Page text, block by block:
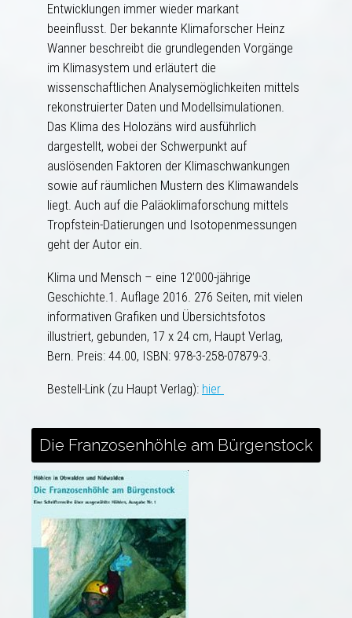
Entwicklungen immer wieder markant
beeinflusst. Der bekannte Klimaforscher Heinz
Wanner beschreibt die grundlegenden Vorgänge
im Klimasystem und erläutert die
wissenschaftlichen Analysemöglichkeiten mittels
rekonstruierter Daten und Modellsimulationen.
Das Klima des Holozäns wird ausführlich
dargestellt, wobei der Schwerpunkt auf
auslösenden Faktoren der Klimaschwankungen
sowie auf räumlichen Mustern des Klimawandels
liegt. Auch auf die Paläoklimaforschung mittels
Tropfstein-Datierungen und Isotopenmessungen
geht der Autor ein.
Klima und Mensch – eine 12’000-jährige
Geschichte.1. Auflage 2016. 276 Seiten, mit vielen
informativen Grafiken und Übersichtsfotos
illustriert, gebunden, 17 x 24 cm, Haupt Verlag,
Bern. Preis: 44.00, ISBN: 978-3-258-07879-3.
Bestell-Link (zu Haupt Verlag): hier
Die Franzosenhöhle am Bürgenstock